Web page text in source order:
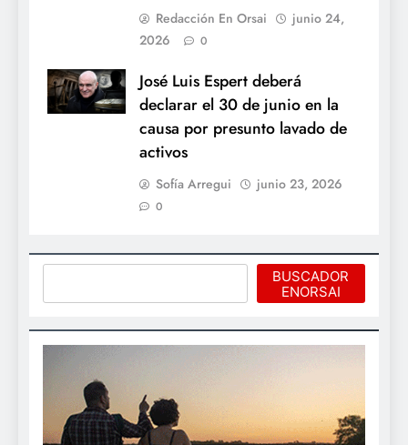
Redacción En Orsai
junio 24,
2026
0
José Luis Espert deberá
declarar el 30 de junio en la
causa por presunto lavado de
activos
Sofía Arregui junio 23, 2026
0
BUSCADOR
ENORSAI